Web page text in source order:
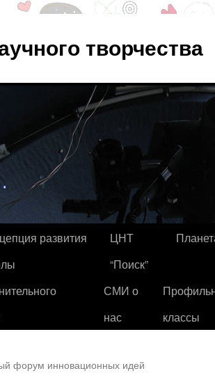
творчества
развития
ЦНТ
“Поиск”
СМИ о
нас
классы
форум инновационных идей